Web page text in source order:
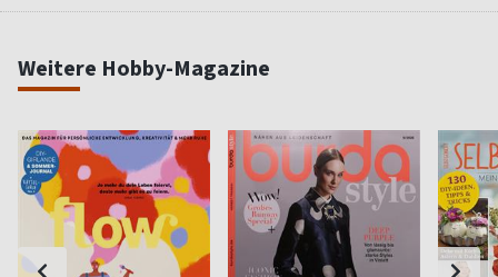
Weitere Hobby-Magazine